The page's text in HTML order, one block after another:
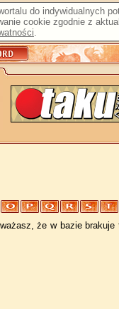
do indywidualnych
cookie zgodnie z
.
że w bazie